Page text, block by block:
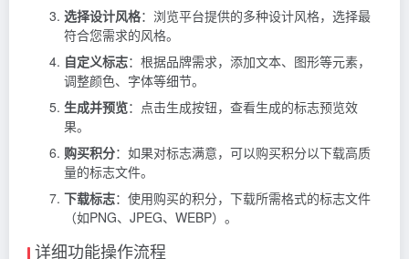
选择设计风格：浏览平台提供的多种设计风格，选择最
符合您需求的风格。
自定义标志：根据品牌需求，添加文本、图形等元素，
调整颜色、字体等细节。
生成并预览：点击生成按钮，查看生成的标志预览效
果。
购买积分：如果对标志满意，可以购买积分以下载高质
量的标志文件。
下载标志：使用购买的积分，下载所需格式的标志文件
（如PNG、JPEG、WEBP）。
详细功能操作流程